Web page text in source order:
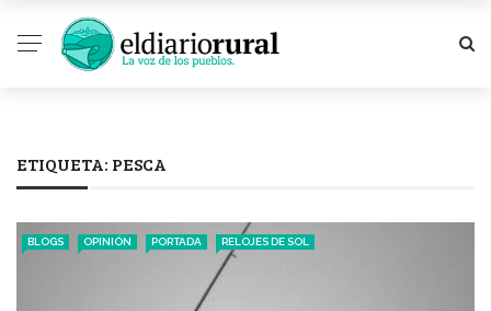
ETIQUETA: PESCA
BLOGS OPINIÓN PORTADA RELOJES DE SOL